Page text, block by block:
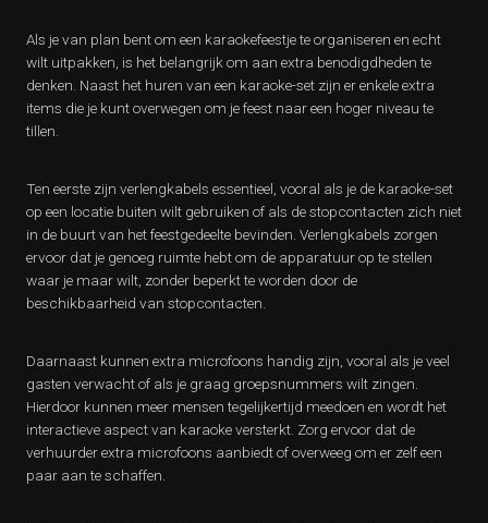
Als je van plan bent om een karaokefeestje te organiseren en echt
wilt uitpakken, is het belangrijk om aan extra benodigdheden te
denken. Naast het huren van een karaoke-set zijn er enkele extra
items die je kunt overwegen om je feest naar een hoger niveau te
tillen.
Ten eerste zijn verlengkabels essentieel, vooral als je de karaoke-set
op een locatie buiten wilt gebruiken of als de stopcontacten zich niet
in de buurt van het feestgedeelte bevinden. Verlengkabels zorgen
ervoor dat je genoeg ruimte hebt om de apparatuur op te stellen
waar je maar wilt, zonder beperkt te worden door de
beschikbaarheid van stopcontacten.
Daarnaast kunnen extra microfoons handig zijn, vooral als je veel
gasten verwacht of als je graag groepsnummers wilt zingen.
Hierdoor kunnen meer mensen tegelijkertijd meedoen en wordt het
interactieve aspect van karaoke versterkt. Zorg ervoor dat de
verhuurder extra microfoons aanbiedt of overweeg om er zelf een
paar aan te schaffen.